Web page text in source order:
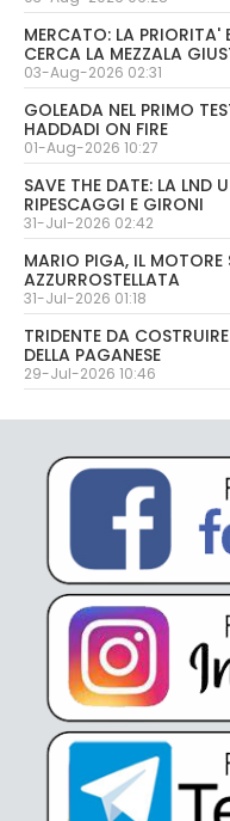
MERCATO: LA
CERCA LA MEZZALA
03-Aug-2026 02:31
GOLEADA NEL PRIMO
HADDADI ON FIRE
01-Aug-2026 10:27
SAVE THE DATE: LA LND
RIPESCAGGI E GIRONI
31-Jul-2026 02:42
MARIO PIGA, IL MOTORE
AZZURROSTELLATA
31-Jul-2026 01:18
TRIDENTE DA
DELLA PAGANESE
29-Jul-2026 10:46